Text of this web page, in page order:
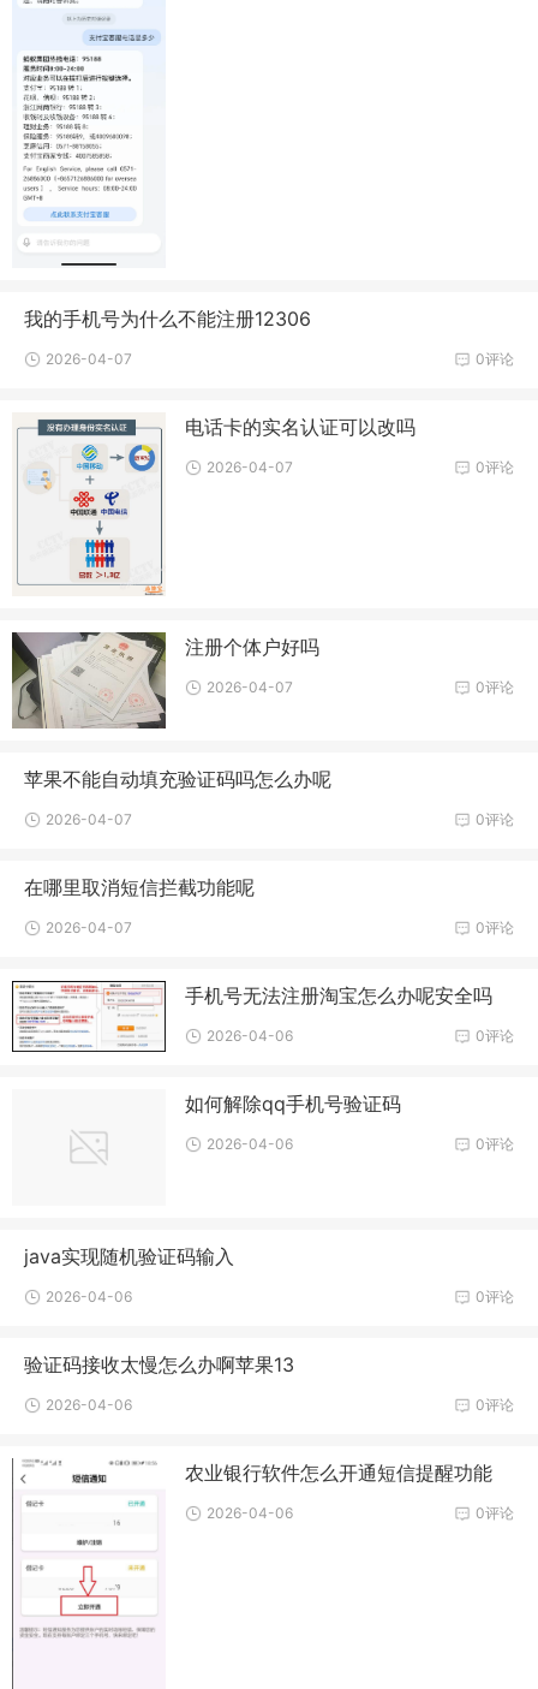
我的手机号为什么不能注册12306
0评论
2026-04-07
电话卡的实名认证可以改吗
0评论
2026-04-07
注册个体户好吗
0评论
2026-04-07
苹果不能自动填充验证码吗怎么办呢
0评论
2026-04-07
在哪里取消短信拦截功能呢
0评论
2026-04-07
手机号无法注册淘宝怎么办呢安全吗
0评论
2026-04-06
如何解除qq手机号验证码
0评论
2026-04-06
java实现随机验证码输入
0评论
2026-04-06
验证码接收太慢怎么办啊苹果13
0评论
2026-04-06
农业银行软件怎么开通短信提醒功能
0评论
2026-04-06